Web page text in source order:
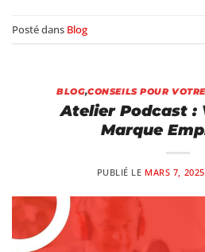
Posté dans Blog
BLOG,CONSEILS POUR
Atelier Podcast :
Marque
PUBLIÉ LE MARS 7, 2025